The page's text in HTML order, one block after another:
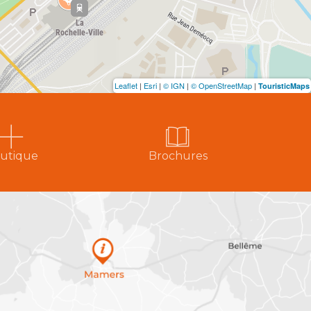
Leaflet | Esri | © IGN | © OpenStreetMap | TouristicMaps
Brochures